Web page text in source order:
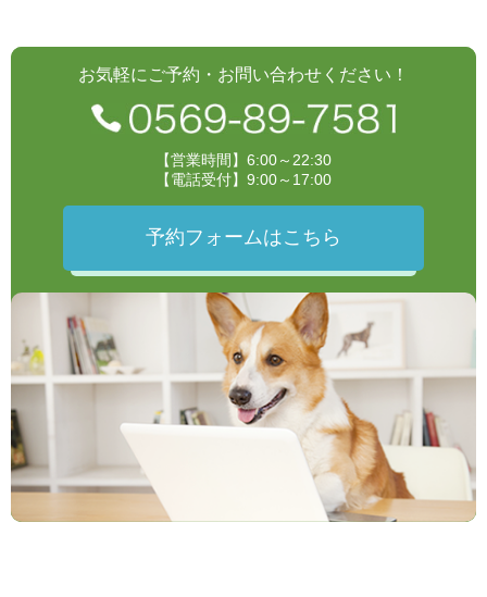
お気軽にご予約・お問い合わせください！
【営業時間】6:00～22:30
【電話受付】9:00～17:00
予約フォームはこちら